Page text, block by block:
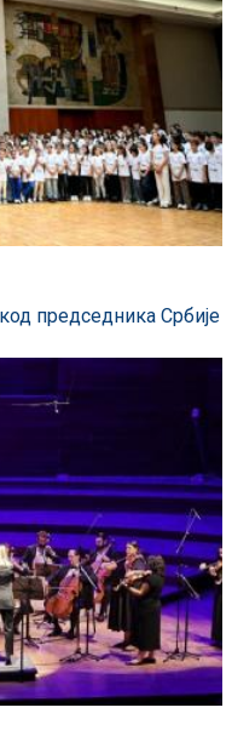
председника Србије